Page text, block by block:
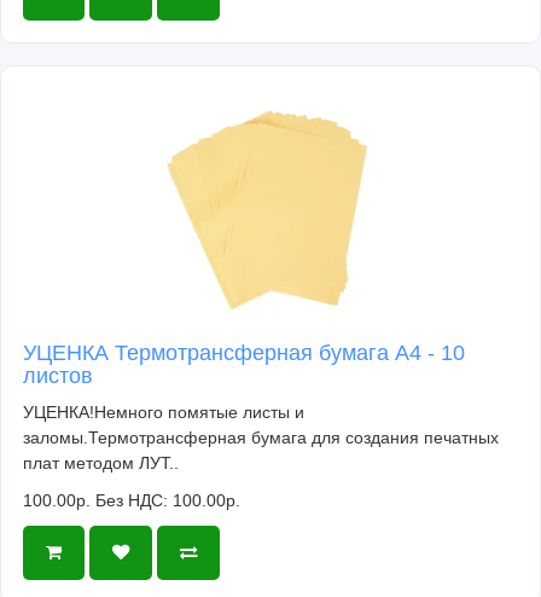
УЦЕНКА Термотрансферная бумага А4 - 10
листов
УЦЕНКА!Немного помятые листы и
заломы.Термотрансферная бумага для создания печатных
плат методом ЛУТ..
100.00р. Без НДС: 100.00р.